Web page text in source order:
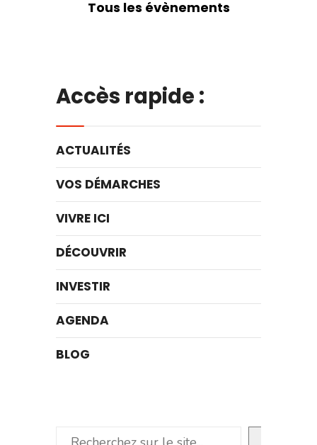
Tous les évènements
Accès rapide :
ACTUALITÉS
VOS DÉMARCHES
VIVRE ICI
DÉCOUVRIR
INVESTIR
AGENDA
BLOG
Rechercher